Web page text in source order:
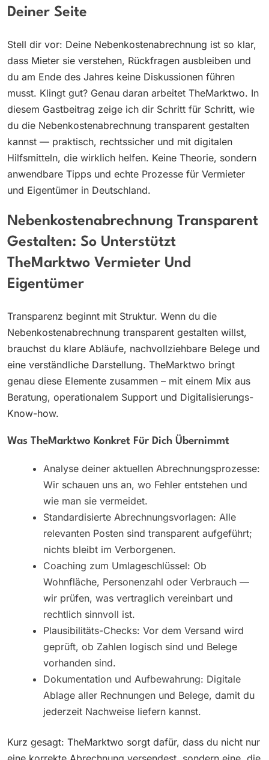
Deiner Seite
Stell dir vor: Deine Nebenkostenabrechnung ist so klar,
dass Mieter sie verstehen, Rückfragen ausbleiben und
du am Ende des Jahres keine Diskussionen führen
musst. Klingt gut? Genau daran arbeitet TheMarktwo. In
diesem Gastbeitrag zeige ich dir Schritt für Schritt, wie
du die Nebenkostenabrechnung transparent gestalten
kannst — praktisch, rechtssicher und mit digitalen
Hilfsmitteln, die wirklich helfen. Keine Theorie, sondern
anwendbare Tipps und echte Prozesse für Vermieter
und Eigentümer in Deutschland.
Nebenkostenabrechnung Transparent
Gestalten: So Unterstützt
TheMarktwo Vermieter Und
Eigentümer
Transparenz beginnt mit Struktur. Wenn du die
Nebenkostenabrechnung transparent gestalten willst,
brauchst du klare Abläufe, nachvollziehbare Belege und
eine verständliche Darstellung. TheMarktwo bringt
genau diese Elemente zusammen – mit einem Mix aus
Beratung, operationalem Support und Digitalisierungs-
Know-how.
Was TheMarktwo Konkret Für Dich Übernimmt
Analyse deiner aktuellen Abrechnungsprozesse:
Wir schauen uns an, wo Fehler entstehen und
wie man sie vermeidet.
Standardisierte Abrechnungsvorlagen: Alle
relevanten Posten sind transparent aufgeführt;
nichts bleibt im Verborgenen.
Coaching zum Umlageschlüssel: Ob
Wohnfläche, Personenzahl oder Verbrauch —
wir prüfen, was vertraglich vereinbart und
rechtlich sinnvoll ist.
Plausibilitäts-Checks: Vor dem Versand wird
geprüft, ob Zahlen logisch sind und Belege
vorhanden sind.
Dokumentation und Aufbewahrung: Digitale
Ablage aller Rechnungen und Belege, damit du
jederzeit Nachweise liefern kannst.
Kurz gesagt: TheMarktwo sorgt dafür, dass du nicht nur